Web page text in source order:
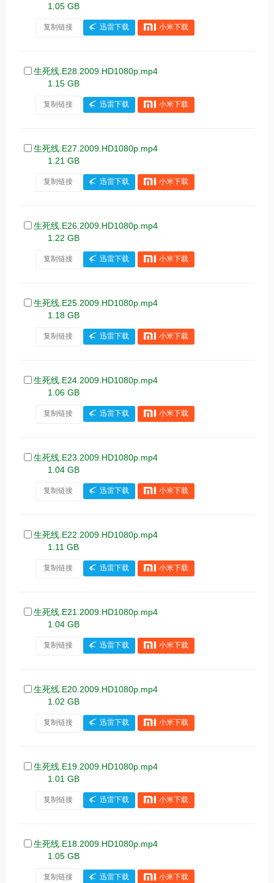
1.05 GB
复制链接 迅雷下载 小米下载
生死线.E28.2009.HD1080p.mp4
1.15 GB
复制链接 迅雷下载 小米下载
生死线.E27.2009.HD1080p.mp4
1.21 GB
复制链接 迅雷下载 小米下载
生死线.E26.2009.HD1080p.mp4
1.22 GB
复制链接 迅雷下载 小米下载
生死线.E25.2009.HD1080p.mp4
1.18 GB
复制链接 迅雷下载 小米下载
生死线.E24.2009.HD1080p.mp4
1.06 GB
复制链接 迅雷下载 小米下载
生死线.E23.2009.HD1080p.mp4
1.04 GB
复制链接 迅雷下载 小米下载
生死线.E22.2009.HD1080p.mp4
1.11 GB
复制链接 迅雷下载 小米下载
生死线.E21.2009.HD1080p.mp4
1.04 GB
复制链接 迅雷下载 小米下载
生死线.E20.2009.HD1080p.mp4
1.02 GB
复制链接 迅雷下载 小米下载
生死线.E19.2009.HD1080p.mp4
1.01 GB
复制链接 迅雷下载 小米下载
生死线.E18.2009.HD1080p.mp4
1.05 GB
复制链接 迅雷下载 小米下载